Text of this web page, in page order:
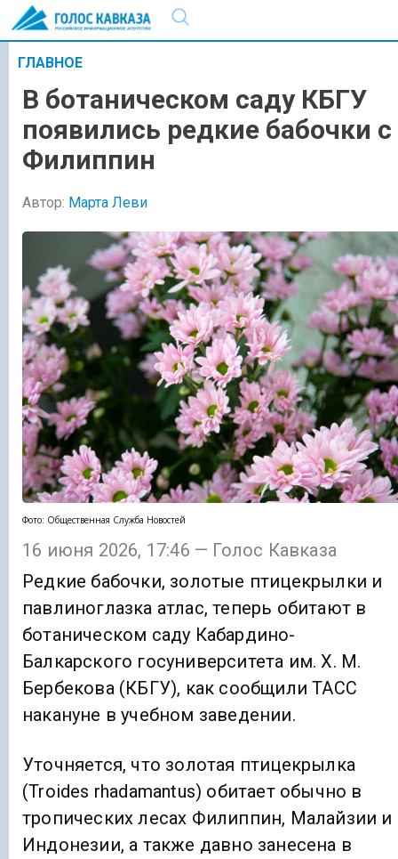
ГЛАВНОЕ
В ботаническом саду КБГУ
появились редкие бабочки с
Филиппин
Автор: Марта Леви
Фото: Общественная Служба Новостей
16 июня 2026, 17:46 — Голос Кавказа
Редкие бабочки, золотые птицекрылки и
павлиноглазка атлас, теперь обитают в
ботаническом саду Кабардино-
Балкарского госуниверситета им. Х. М.
Бербекова (КБГУ), как сообщили ТАСС
накануне в учебном заведении.
Уточняется, что золотая птицекрылка
(Troides rhadamantus) обитает обычно в
тропических лесах Филиппин, Малайзии и
Индонезии, а также давно занесена в